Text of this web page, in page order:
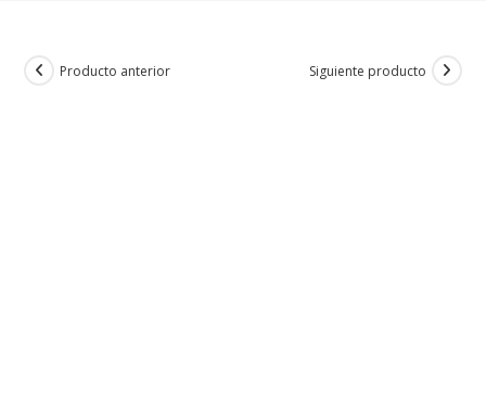
Producto anterior Siguiente producto